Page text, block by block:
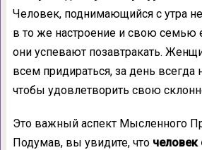
Человек, поднимающийся с утра
в то же настроение и свою семью
они успевают позавтракать.
всем придираться, за день всегда
чтобы удовлет­ворить свою
Это важный аспект Мысленного
Подумав, вы увидите, что человек